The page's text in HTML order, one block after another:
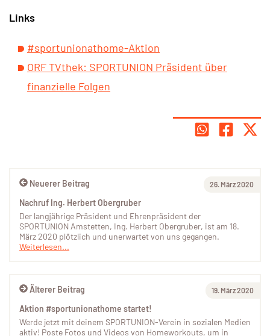
Links
#sportunionathome-Aktion
ORF TVthek: SPORTUNION Präsident über
finanzielle Folgen
Älterer Beitrag 19. März 2020
Aktion #sportunionathome startet!
Werde jetzt mit deinem SPORTUNION-Verein in sozialen Medien
aktiv! Poste Fotos und Videos von Homeworkouts, um in
Neuerer Beitrag 26. März 2020
Nachruf Ing. Herbert Obergruber
Der langjährige Präsident und Ehrenpräsident der
SPORTUNION Amstetten, Ing. Herbert Obergruber, ist am 18.
März 2020 plötzlich und unerwartet von uns gegangen.
Weiterlesen...